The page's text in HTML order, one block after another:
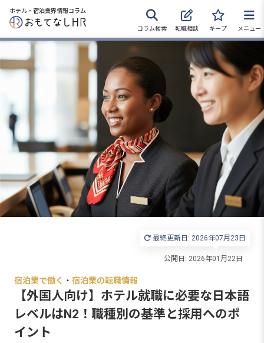
ホテル・宿泊業界情報コラム
コラム検索 転職相談 キープ メニュー
転職サポートに申し込む
採用をお考えの企業様へ
最終更新日: 2026年07月23日
宿泊業で働く ・ 宿泊業の転職情報
【外国人向け】ホテル就職に必要な日本語
レベルはN2！職種別の基準と採用へのポ
イント